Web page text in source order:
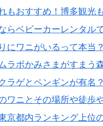
もおすすめ！博多観光
らベビーカーレンタル
にワニがいるって本当
ラボかみさまがすまう
ラゲとペンギンが有名
ワニとその場所や徒歩
京都内ランキング上位